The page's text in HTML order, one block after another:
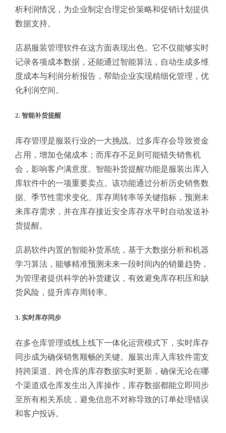
析利润情况，为企业制定合理定价策略和促销计划提供
数据支持。
店易服装管理软件在这方面表现出色。它不仅能够实时
记录各项成本数据，还能通过智能算法，自动生成多维
度成本与利润分析报告，帮助企业实现精细化管理，优
化利润空间。
2. 智能补货提醒
库存管理是服装行业的一大挑战。过多库存会导致资金
占用，增加仓储成本；而库存不足则可能错失销售机
会，影响客户满意度。智能补货提醒功能是服装出库入
库软件中的一项重要卖点。该功能通过分析历史销售数
据、季节性需求变化、库存周转率等关键指标，预测未
来库存需求，并在库存接近安全库存水平时自动发送补
货提醒。
店易软件内置的智能补货系统，基于大数据分析和机器
学习算法，能够精准预测未来一段时间内的销量趋势，
为管理者提供科学的补货建议，有效避免库存积压和缺
货风险，提升库存周转率。
3. 实时库存同步
在多仓库管理或线上线下一体化运营模式下，实时库存
同步成为确保销售顺畅的关键。服装出库入库软件需支
持跨渠道、跨仓库的库存数据实时更新，确保无论在哪
个渠道或仓库发生出入库操作，库存数据都能立即同步
至所有相关系统，避免信息不对称导致的订单处理错误
和客户投诉。